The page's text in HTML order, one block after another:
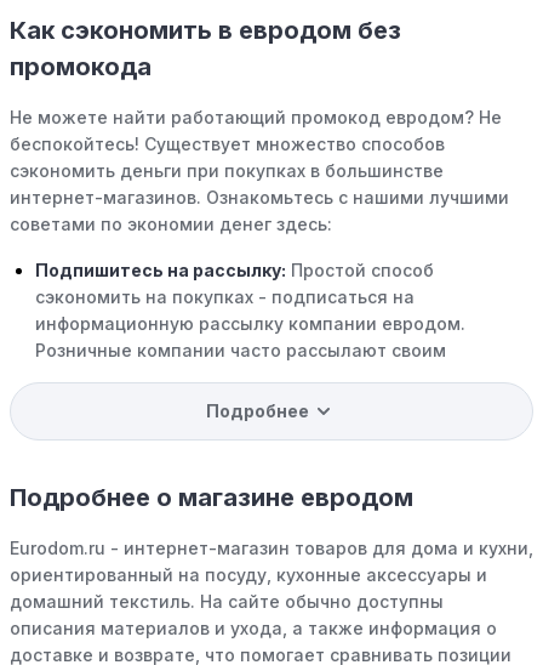
Как сэкономить в евродом без
промокода
Не можете найти работающий промокод евродом? Не
беспокойтесь! Существует множество способов
сэкономить деньги при покупках в большинстве
интернет-магазинов. Ознакомьтесь с нашими лучшими
советами по экономии денег здесь:
Подпишитесь на рассылку: Простой способ
сэкономить на покупках - подписаться на
информационную рассылку компании евродом.
Розничные компании часто рассылают своим
доступ к распродажам.
позволяющие зарабатывать баллы или cashback на
скидки или будущие покупки.
Совершать покупки во время распродаж:Следите за
крупными распродажами, такими как "черная
пятница" или сезонными акциями. В такие периоды
Подробнее
Подробнее о магазине евродом
Eurodom.ru - интернет-магазин товаров для дома и кухни,
ориентированный на посуду, кухонные аксессуары и
домашний текстиль. На сайте обычно доступны
описания материалов и ухода, а также информация о
доставке и возврате, что помогает сравнивать позиции